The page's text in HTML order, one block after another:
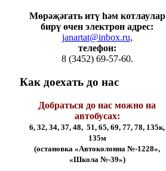
Мөрәҗәгать итү һәм котлаулар
бирү өчен электрон адрес:
janartat@inbox.ru,
телефон:
8 (3452) 69-57-60.
Как доехать до нас
Добраться до нас можно на
автобусах:
6, 32, 34, 37, 48, 51, 65, 69, 77, 78, 135к,
135м
(остановка «Автоколонна №-1228»,
«Школа №-39»)